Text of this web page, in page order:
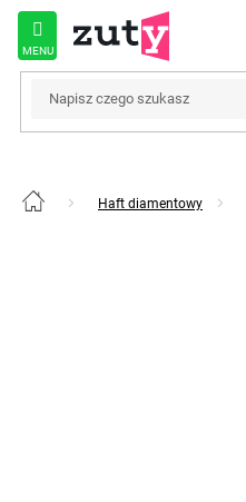
Przejść
treści
Home Haft diamentowy